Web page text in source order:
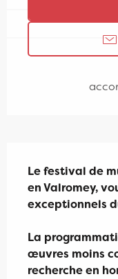
Le festival de
en Valromey,
exceptionnels
La
œuvres moins
recherche en